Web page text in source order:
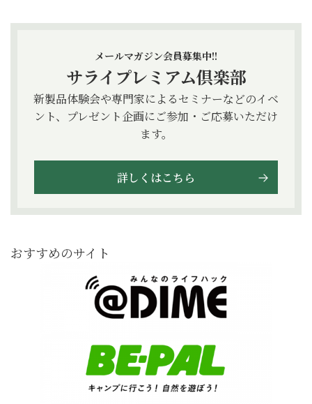
メールマガジン会員募集中!!
サライプレミアム倶楽部
新製品体験会や専門家によるセミナーなどのイベ
ント、プレゼント企画にご参加・ご応募いただけ
ます。
詳しくはこちら
おすすめのサイト